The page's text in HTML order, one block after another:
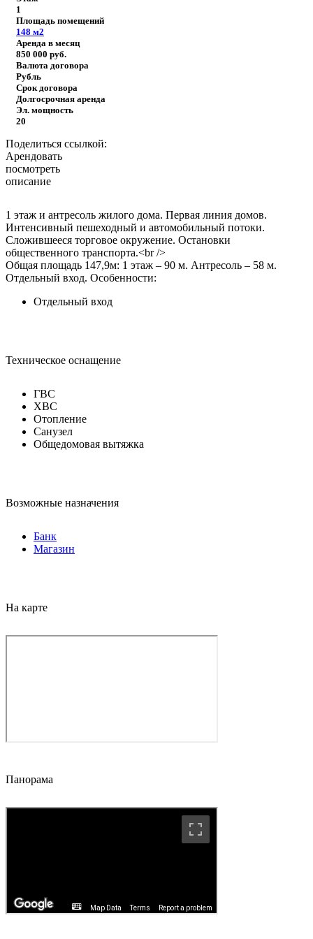
1
Площадь помещений
148 м2
Аренда в месяц
850 000 руб.
Валюта договора
Рубль
Срок договора
Долгосрочная аренда
Эл. мощность
20
Поделиться ссылкой:
Арендовать
посмотреть
описание
1 этаж и антресоль жилого дома. Первая линия домов.
Интенсивный пешеходный и автомобильный потоки.
Сложившееся торговое окружение. Остановки
общественного транспорта.<br />
Общая площадь 147,9м: 1 этаж – 90 м. Антресоль – 58 м.
Отдельный вход. Особенности:
Отдельный вход
Техническое оснащение
ГВС
ХВС
Отопление
Санузел
Общедомовая вытяжка
Возможные назначения
Банк
Магазин
На карте
Панорама